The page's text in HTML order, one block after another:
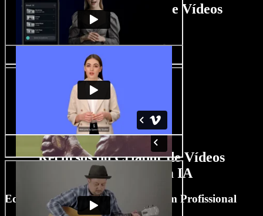
Tutorial do Criador de Vídeos
Imobiliários
Recursos do Criador de Vídeos
Imobiliários com IA
Edite Vídeos Imobiliários Como um Profissional